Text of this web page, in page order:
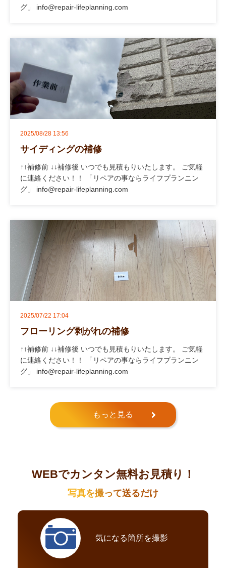
グ」 info@repair-lifeplanning.com
2025/08/28 13:56
サイディングの補修
↑↑補修前 ↓↓補修後 いつでも見積もりいたします。 ご気軽
に連絡ください！！ 「リペアの事ならライフプランニン
グ」 info@repair-lifeplanning.com
2025/07/22 17:04
フローリング剥がれの補修
↑↑補修前 ↓↓補修後 いつでも見積もりいたします。 ご気軽
に連絡ください！！ 「リペアの事ならライフプランニン
グ」 info@repair-lifeplanning.com
もっと見る
WEBでカンタン無料お見積り！
写真を撮って送るだけ
気になる箇所を撮影